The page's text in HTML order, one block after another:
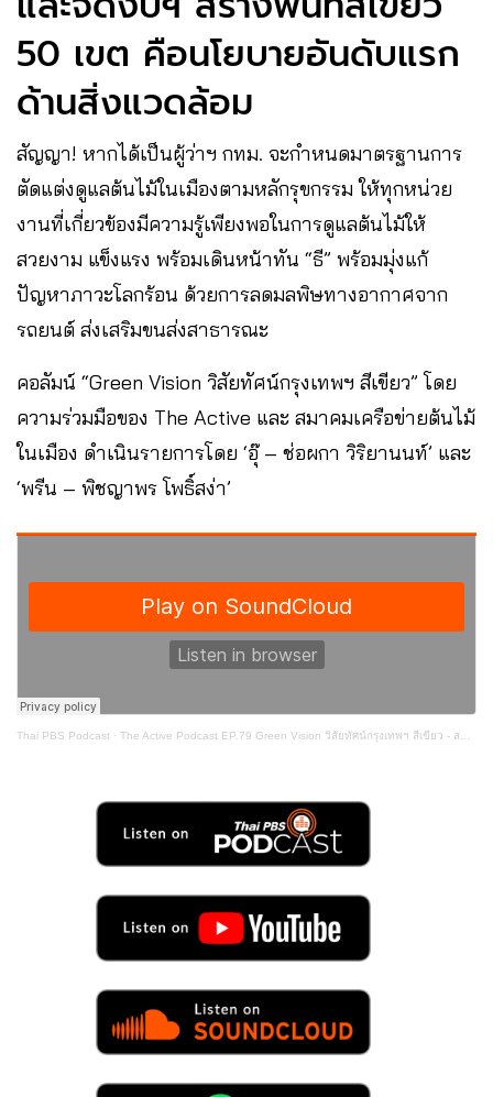
50 เขต คือนโยบายอันดับแรก
ด้านสิ่งแวดล้อม
สัญญา! หากได้เป็นผู้ว่าฯ กทม. จะกำหนดมาตรฐานการ
ตัดแต่งดูแลต้นไม้ในเมืองตามหลักรุขกรรม ให้ทุกหน่วย
งานที่เกี่ยวข้องมีความรู้เพียงพอในการดูแลต้นไม้ให้
สวยงาม แข็งแรง พร้อมเดินหน้าทัน “ธี” พร้อมมุ่งแก้
ปัญหาภาวะโลกร้อน ด้วยการลดมลพิษทางอากาศจาก
รถยนต์ ส่งเสริมขนส่งสาธารณะ
คอลัมน์ “Green Vision วิสัยทัศน์กรุงเทพฯ สีเขียว” โดย
ความร่วมมือของ The Active และ สมาคมเครือข่ายต้นไม้
ในเมือง ดำเนินรายการโดย ‘อุ๊ – ช่อผกา วิริยานนท์’ และ
‘พรีน – พิชญาพร โพธิ์สง่า’
Thai PBS Podcast · The Active Podcast EP.79 Green Vision วิสัยทัศน์กรุงเทพฯ สีเขียว - สกลธี ภัททิยกุล